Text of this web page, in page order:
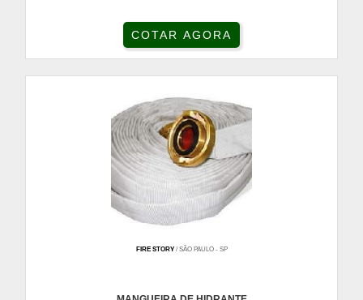
COTAR AGORA
FIRE STORY/ SÃO PAULO - SP